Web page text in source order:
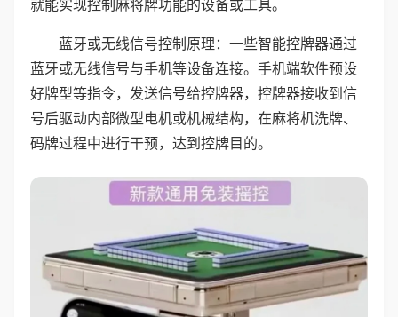
就能实现控制麻将牌功能的设备或工具。
蓝牙或无线信号控制原理：一些智能控牌器通过
蓝牙或无线信号与手机等设备连接。手机端软件预设
好牌型等指令，发送信号给控牌器，控牌器接收到信
号后驱动内部微型电机或机械结构，在麻将机洗牌、
码牌过程中进行干预，达到控牌目的。